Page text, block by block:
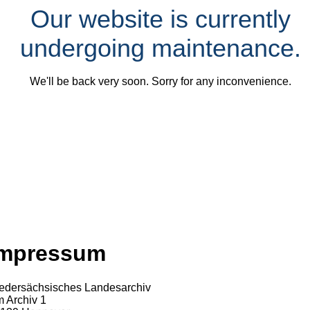
Our website is currently
undergoing maintenance.
We'll be back very soon. Sorry for any inconvenience.
Landesarchiv
Archiv 1